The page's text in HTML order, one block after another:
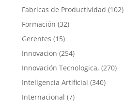
Fabricas de Productividad (102)
Formación (32)
Gerentes (15)
Innovacion (254)
Innovación Tecnologica, (270)
Inteligencia Artificial (340)
Internacional (7)